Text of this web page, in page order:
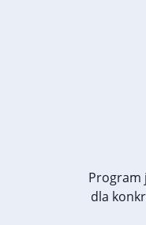
Program
dla